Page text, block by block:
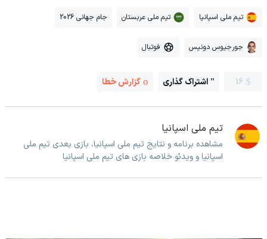
تیم ملی اسپانیا تیم ملی عربستان جام جهانی 2026
جورجیوس دونیس فوتبال
16 اشتراک گذاری گزارش خطا
تیم ملی اسپانیا
مشاهده برنامه و نتایج تیم ملی اسپانیا، بازی بعدی تیم ملی
اسپانیا و ویدئو خلاصه بازی های تیم ملی اسپانیا